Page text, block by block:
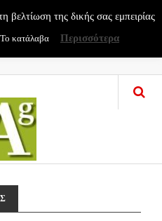
βελτίωση της δικής σας εμπειρίας
Το κατάλαβα Περισσότερα